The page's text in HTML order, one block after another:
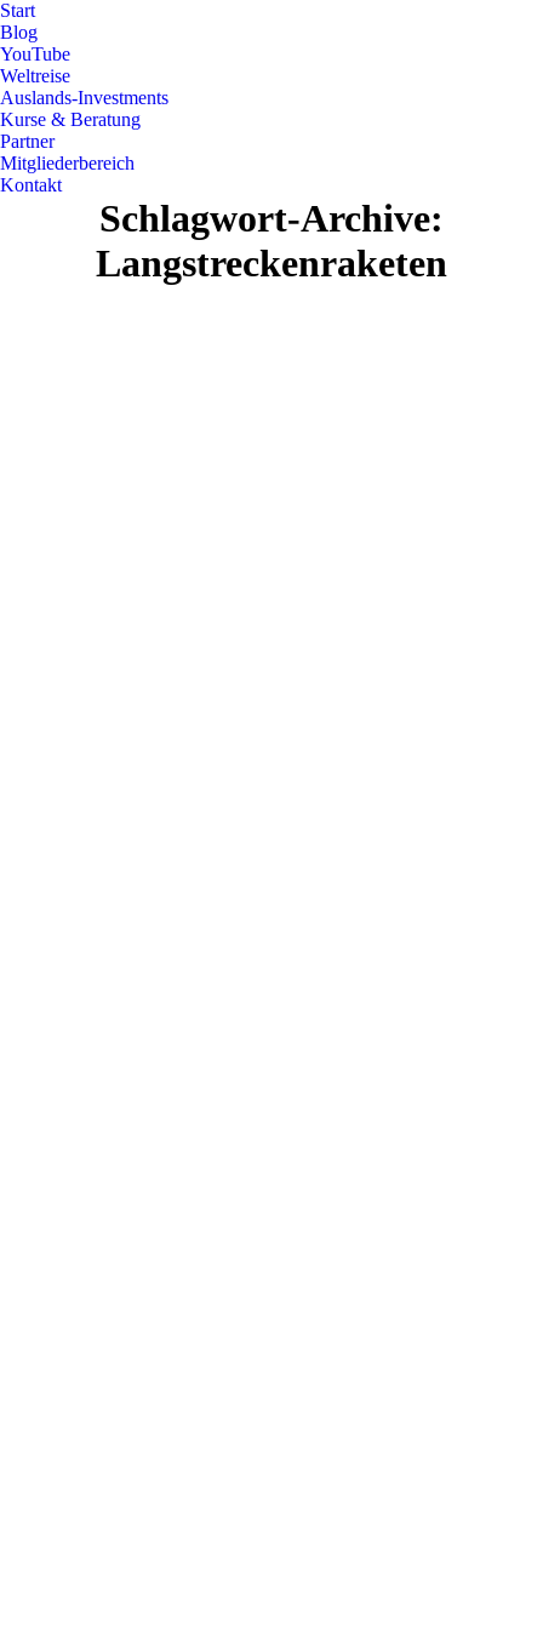
Start
Blog
YouTube
Weltreise
Auslands-Investments
Kurse & Beratung
Partner
Mitgliederbereich
Kontakt
Schlagwort-Archive:
Langstreckenraketen